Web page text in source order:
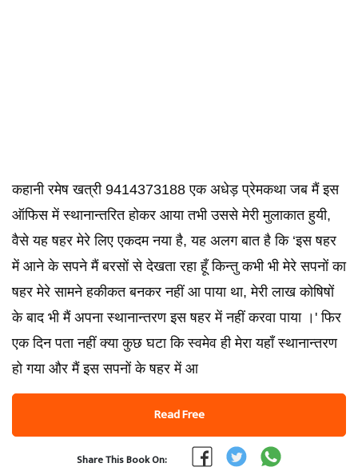
कहानी रमेष खत्री 9414373188 एक अधेड़ प्रेमकथा जब मैं इस
ऑफिस में स्थानान्तरित होकर आया तभी उससे मेरी मुलाकात हुयी,
वैसे यह षहर मेरे लिए एकदम नया है, यह अलग बात है कि ‘इस षहर
में आने के सपने मैं बरसों से देखता रहा हूँ किन्तु कभी भी मेरे सपनों का
षहर मेरे सामने हकीकत बनकर नहीं आ पाया था, मेरी लाख कोषिषों
के बाद भी मैं अपना स्थानान्तरण इस षहर में नहीं करवा पाया ।' फिर
एक दिन पता नहीं क्या कुछ घटा कि स्वमेव ही मेरा यहाँ स्थानान्तरण
हो गया और मैं इस सपनों के षहर में आ
Read Free
Share This Book On: